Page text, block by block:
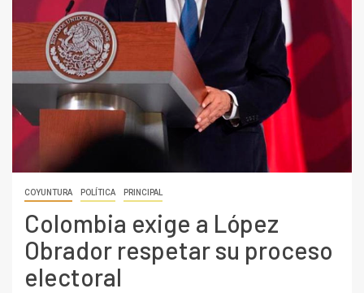
COYUNTURA POLÍTICA PRINCIPAL
Colombia exige a López
Obrador respetar su proceso
electoral